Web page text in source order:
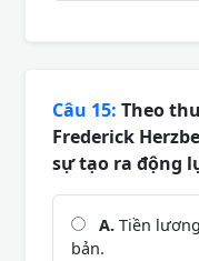
Câu 15: Theo
Frederick
sự tạo ra động
A. Tiền
bản.